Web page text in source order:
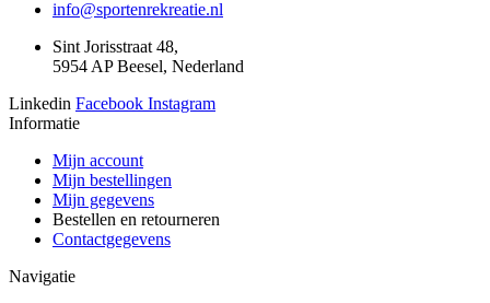
info@sportenrekreatie.nl
Sint Jorisstraat 48,
5954 AP Beesel, Nederland
Linkedin Facebook Instagram
Informatie
Mijn account
Mijn bestellingen
Mijn gegevens
Bestellen en retourneren
Contactgegevens
Navigatie